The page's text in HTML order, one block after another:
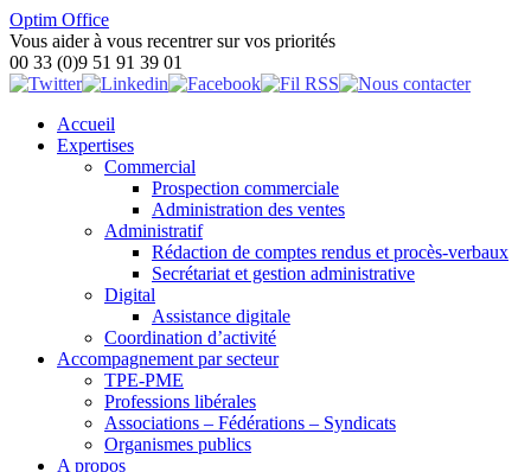
Optim Office
Vous aider à vous recentrer sur vos priorités
00 33 (0)9 51 91 39 01
Accueil
Expertises
Commercial
Prospection commerciale
Administration des ventes
Administratif
Rédaction de comptes rendus et procès-verbaux
Secrétariat et gestion administrative
Digital
Assistance digitale
Coordination d’activité
Accompagnement par secteur
TPE-PME
Professions libérales
Associations – Fédérations – Syndicats
Organismes publics
A propos